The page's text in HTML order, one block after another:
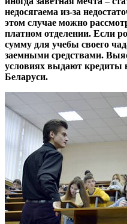
недосягаема из-за
этом случае можно
платном отделении. Если
сумму для учебы своего
заемными средствами.
условиях выдают кредиты
Беларуси.